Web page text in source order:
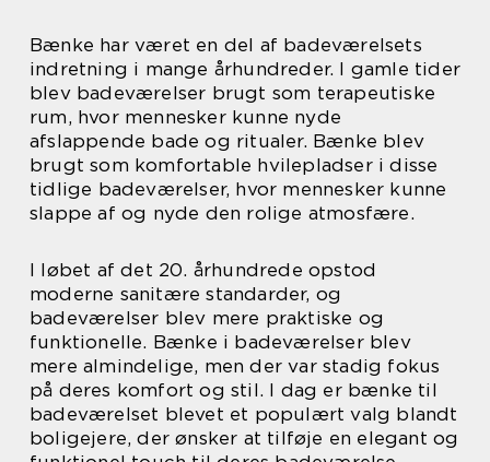
Bænke har været en del af badeværelsets
indretning i mange århundreder. I gamle tider
blev badeværelser brugt som terapeutiske
rum, hvor mennesker kunne nyde
afslappende bade og ritualer. Bænke blev
brugt som komfortable hvilepladser i disse
tidlige badeværelser, hvor mennesker kunne
slappe af og nyde den rolige atmosfære.
I løbet af det 20. århundrede opstod
moderne sanitære standarder, og
badeværelser blev mere praktiske og
funktionelle. Bænke i badeværelser blev
mere almindelige, men der var stadig fokus
på deres komfort og stil. I dag er bænke til
badeværelset blevet et populært valg blandt
boligejere, der ønsker at tilføje en elegant og